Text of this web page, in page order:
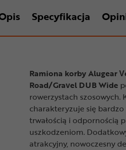
Specyfikacja
Ramiona korby Alugear
Road/Gravel DUB Wide
rowerzystach szosowych.
charakteryzuje się bardzo
trwałością i odpornością
uszkodzeniom.
atrakcyjny, nowoczesny